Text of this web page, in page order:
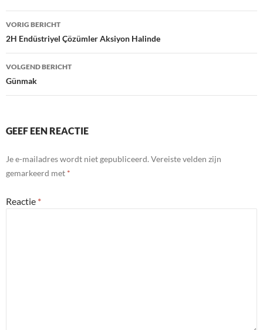
Bericht
navigatie
VORIG BERICHT
2H Endüstriyel Çözümler Aksiyon Halinde
VOLGEND BERICHT
Günmak
GEEF EEN REACTIE
Je e-mailadres wordt niet gepubliceerd. Vereiste velden zijn
gemarkeerd met *
Reactie *